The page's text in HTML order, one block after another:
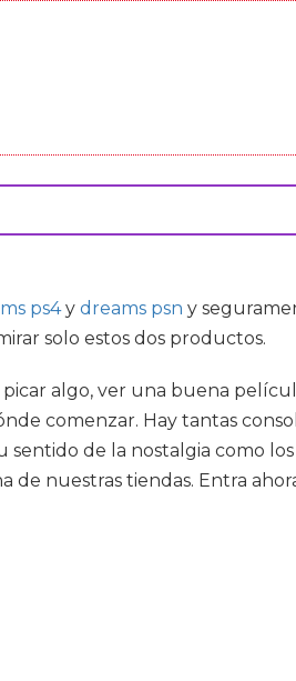
ps4y dreams psn y
solo estos dos productos.
algo, ver una buena
comenzar. Hay tantas
de la nostalgia como
nuestras tiendas. Entra